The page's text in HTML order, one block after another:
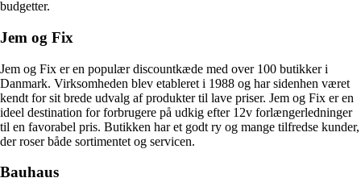
budgetter.
Jem og Fix
Jem og Fix er en populær discountkæde med over 100 butikker i
Danmark. Virksomheden blev etableret i 1988 og har sidenhen været
kendt for sit brede udvalg af produkter til lave priser. Jem og Fix er en
ideel destination for forbrugere på udkig efter 12v forlængerledninger
til en favorabel pris. Butikken har et godt ry og mange tilfredse kunder,
der roser både sortimentet og servicen.
Bauhaus